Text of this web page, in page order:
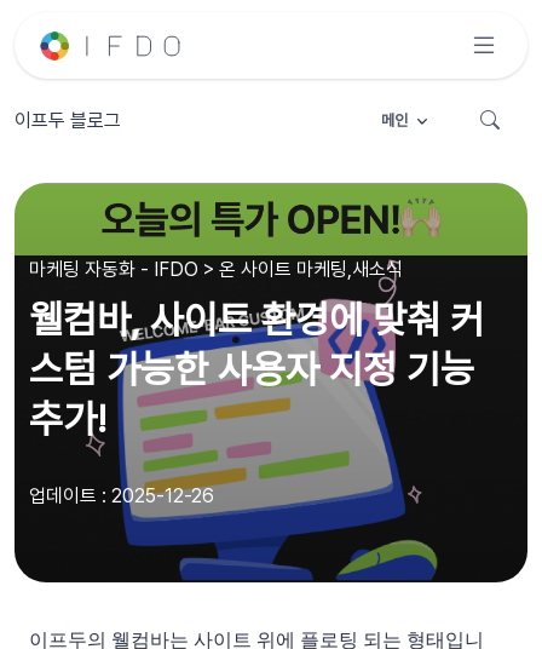
이프두 블로그 메인
마케팅 자동화 - IFDO > 온 사이트 마케팅,새소식
웰컴바, 사이트 환경에 맞춰 커
스텀 가능한 사용자 지정 기능
추가!
업데이트 : 2025-12-26
이프두의 웰컴바는 사이트 위에 플로팅 되는 형태입니